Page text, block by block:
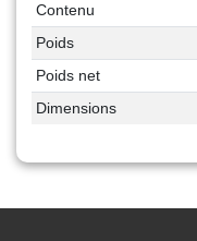
Contenu
Poids
Poids net
Dimensions